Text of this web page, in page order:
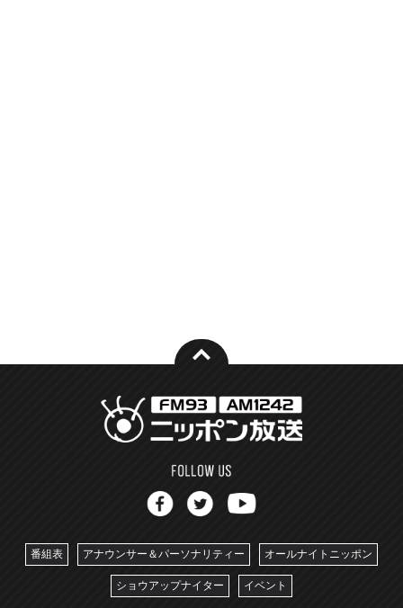
番組表 アナウンサー＆パーソナリティー オールナイトニッポン
ショウアップナイター イベント